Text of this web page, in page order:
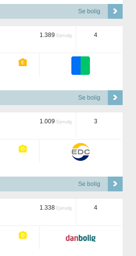
Se bolig
1.389 Ejerudg. 4
Se bolig
1.009 Ejerudg. 3
Se bolig
1.338 Ejerudg. 4